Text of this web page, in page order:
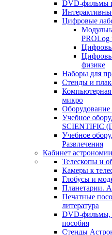
DVD-фильмы
Цифровые
PROLog
физике
Наборы для
Стенды и
Компьютерная
микро
Учебное
SCIENTIFIC
Учебное
Развлечения
Кабинет астрономии
Телескопы и
Камеры к
Глобусы и
Планетарии.
Печатные
литература
DVD-фильмы,
пособия
Стенды